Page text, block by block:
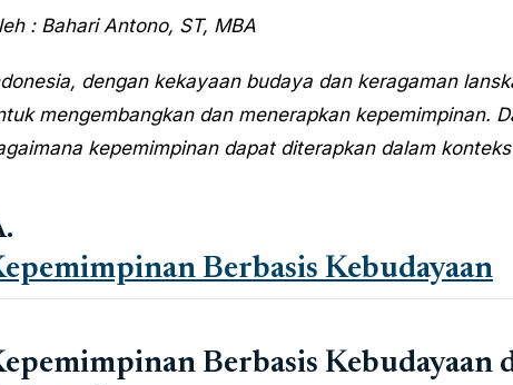
: Bahari Antono, ST, MBA
dengan kekayaan budaya dan keragaman
mengembangkan dan menerapkan kepemimpinan.
kepemimpinan dapat diterapkan dalam
Berbasis Kebudayaan
Berbasis Kebudayaan